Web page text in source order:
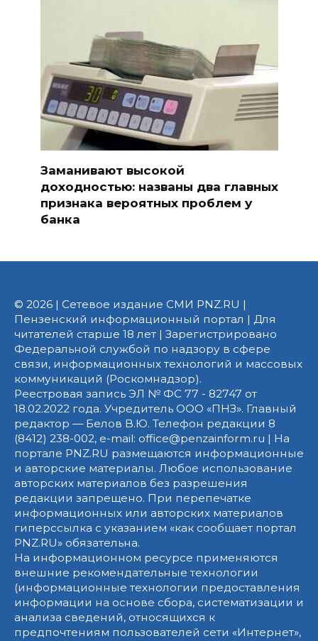
Заманивают высокой
доходностью: названы два главных
признака вероятных проблем у
банка
© 2026 | Сетевое издание СМИ PNZ.RU |
Пензенский информационный портал | Для
читателей старше 18 лет | Зарегистрировано
Федеральной службой по надзору в сфере
связи, информационных технологий и массовых
коммуникаций (Роскомнадзор).
Реестровая запись ЭЛ № ФС 77 - 82747 от
18.02.2022 года. Учредитель ООО «ПНЗ». Главный
редактор — Белов В.Ю. Телефон редакции 8
(8412) 238-002, e-mail: office@penzainform.ru | На
портале PNZ.RU размещаются информационные
и авторские материалы. Любое использование
авторских материалов без разрешения
редакции запрещено. При перепечатке
информационных или авторских материалов
гиперссылка с указанием «как сообщает портал
PNZ.RU» обязательна.
На информационном ресурсе применяются
внешние рекомендательные технологии
(информационные технологии предоставления
информации на основе сбора, систематизации и
анализа сведений, относящихся к
предпочтениям пользователей сети «Интернет»,